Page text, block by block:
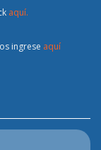
aquí.
ingrese aquí